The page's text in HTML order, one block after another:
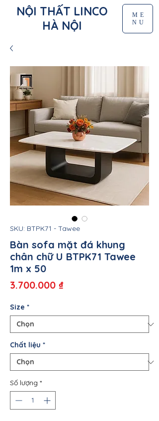
NỘI THẤT LINCO
HÀ NỘI
ME
NU
SKU: BTPK71 - Tawee
Bàn sofa mặt đá khung
chân chữ U BTPK71 Tawee
1m x 50
3.700.000 ₫Giá
Size *
Chất liệu *
Số lượng *